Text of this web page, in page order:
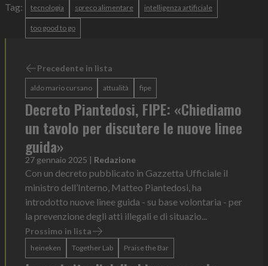
Tag: tecnologia spreco alimentare intelligenza artificiale
too good to go
Precedente in lista
aldo mario cursano attualità fipe
Decreto Piantedosi, FIPE: «Chiediamo
un tavolo per discutere le nuove linee
guida»
27 gennaio 2025 | Redazione
Con un decreto pubblicato in Gazzetta Ufficiale il
ministro dell’Interno, Matteo Piantedosi, ha
introdotto nuove linee guida - su base volontaria - per
la prevenzione degli atti illegali e di situazio...
Prossimo in lista
heineken Together Lab Praise the Bar